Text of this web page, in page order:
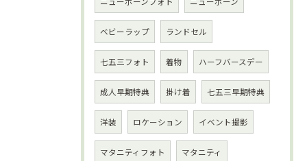
ベビーラップ ランドセル
七五三フォト 着物 ハーフバースデー
成人早期特典 掛け着 七五三早期特典
洋装 ロケーション イベント撮影
マタニティフォト マタニティ